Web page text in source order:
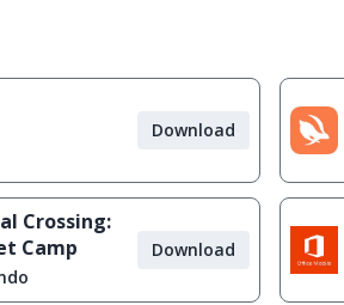
Download
Crossing:
Camp
Download